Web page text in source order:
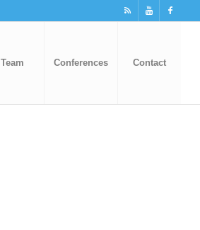
Team Conferences Contact